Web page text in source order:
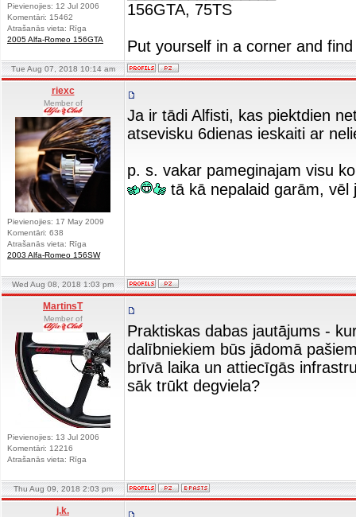
Pievienojies: 12 Jul 2006
Komentāri: 15462
Atrašanās vieta: Rīga
2005 Alfa-Romeo 156GTA
156GTA, 75TS
Put yourself in a corner and
Tue Aug 07, 2018 10:14 am
riexc
Member of
Pievienojies: 17 May 2009
Komentāri: 638
Atrašanās vieta: Rīga
2003 Alfa-Romeo 156SW
Ja ir tādi Alfisti, kas piektdien
atsevisku 6dienas ieskaiti ar
p. s. vakar pameginajam visu
tā kā nepalaid garām,
Wed Aug 08, 2018 1:03 pm
MartinsT
Member of
Pievienojies: 13 Jul 2006
Komentāri: 12216
Atrašanās vieta: Rīga
Praktiskas dabas jautājums -
dalībniekiem būs jādomā
brīvā laika un attiecīgās
sāk trūkt degviela?
Thu Aug 09, 2018 2:03 pm
j.k.